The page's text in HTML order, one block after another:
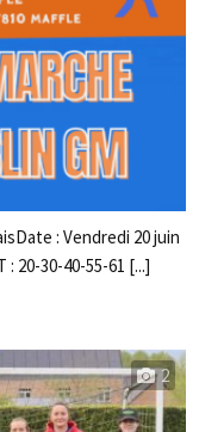
: Vendredi 20 juin
20-30-40-55-61 [...]
2